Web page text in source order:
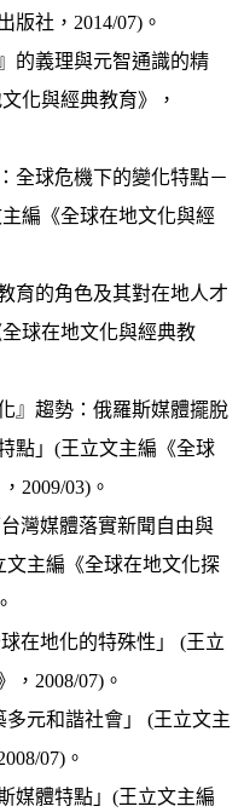
版社，2014/07)。
的義理與元智通識的精
化與經典教育》，
全球危機下的變化特點－
編《全球在地文化與經
育的角色及其對在地人才
球在地文化與經典教
』趨勢：俄羅斯媒體擺脫
點」(王立文主編《全球
2009/03)。
灣媒體落實新聞自由與
主編《全球在地文化探
在地化的特殊性」 (王立
，2008/07)。
元和諧社會」 (王立文主
07)。
媒體特點」(王立文主編